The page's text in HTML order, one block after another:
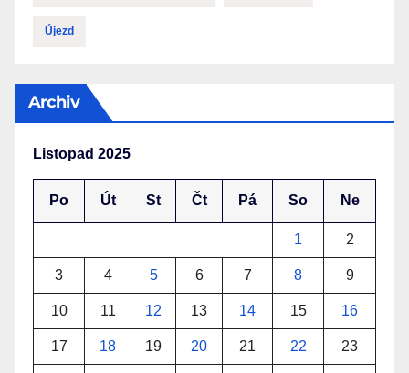
Újezd
Archiv
Listopad 2025
Po Út St Čt Pá So Ne
1 2
3 4 5 6 7 8 9
10 11 12 13 14 15 16
17 18 19 20 21 22 23